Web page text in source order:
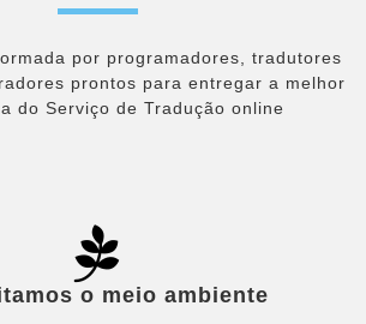
por programadores, tradutores
prontos para entregar a melhor
do Serviço de Tradução online
o meio ambiente